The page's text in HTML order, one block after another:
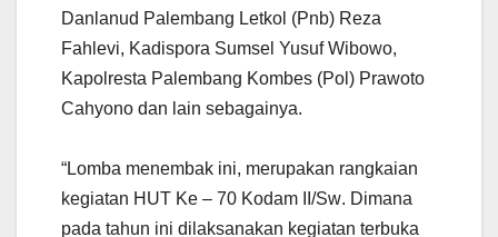
Danlanud Palembang Letkol (Pnb) Reza
Fahlevi, Kadispora Sumsel Yusuf Wibowo,
Kapolresta Palembang Kombes (Pol) Prawoto
Cahyono dan lain sebagainya.
“Lomba menembak ini, merupakan rangkaian
kegiatan HUT Ke – 70 Kodam II /Sw. Dimana
pada tahun ini dilaksanakan kegiatan terbuka